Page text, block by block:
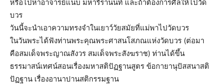
หรือไปหาอาจารย์แนบ มหารีรานนท์ และถ้าต้องการศีลให้ไปวัด
บวร
วันนี้จะนำเอาความทรงจำในเยาว์วัยสมัยที่แม่พาไปวัดบวร
ในวันพระได้ฟังท่านพระคุณพระศาสนโสภณแห่งวัดบวร (ต่อมา
คือสมเด็จพระญาณสังวร สมเด็จพระสังฆราช) ท่านได้ขึ้น
ธรรมาสน์เทศน์สอนเรื่องมหาสติปัฏฐานสูตร ข้อกายานุปัสสนาสติ
ปัฏฐาน เรื่องอานาปานสติกรรมฐาน